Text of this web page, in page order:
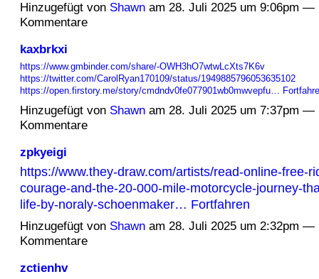
Hinzugefügt von Shawnam 28. Juli 2025 um 9:06pm —
Kommentare
kaxbrkxi
https://www.gmbinder.com/share/-OWH3hO7wtwLcXts7K6v
https://twitter.com/CarolRyan170109/status/1949885796053635102
https://open.firstory.me/story/cmdndv0fe077901wb0mwvepfu…
Hinzugefügt von Shawnam 28. Juli 2025 um 7:37pm —
Kommentare
zpkyeigi
https://www.they-draw.com/artists/read-online-free-
courage-and-the-20-000-mile-motorcycle-journey-
life-by-noraly-schoenmaker… Fortfahren
Hinzugefügt von Shawnam 28. Juli 2025 um 2:32pm —
Kommentare
zctienhv